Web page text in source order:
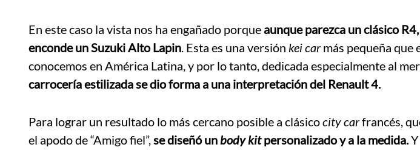
En este caso la vista nos ha engañado porque aunque parezca un clásico
enconde un Suzuki Alto Lapin. Esta es una versión kei carmás pequeña que
conocemos en América Latina, y por lo tanto, dedicada especialmente al
carrocería estilizada se dio forma a una interpretación del Renault 4.
Para lograr un resultado lo más cercano posible a clásicocity carfrancés,
el apodo de “Amigo fiel”,se diseñó un body kitpersonalizado y a la medida.Y